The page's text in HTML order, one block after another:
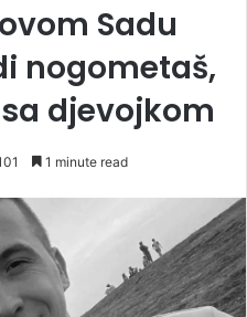
Sadu
nogometaš,
djevojkom
1 minute read